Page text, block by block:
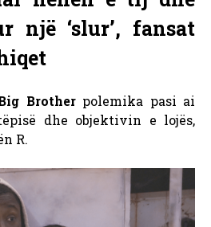
një ‘slur’, fansat
Brotherpolemika pasi ai
dhe objektivin e lojës,
R.